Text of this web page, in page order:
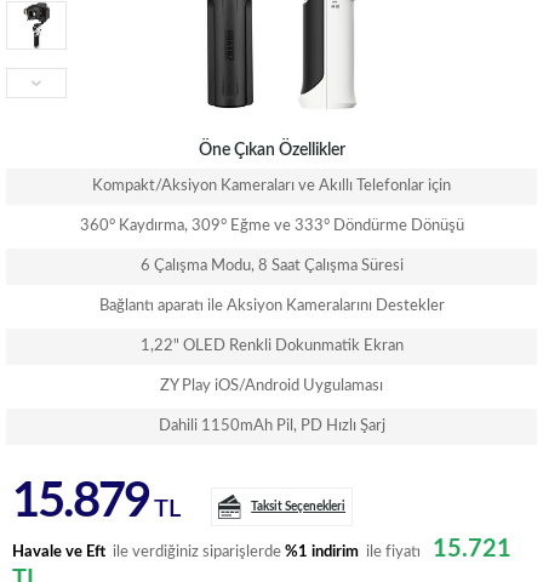
Öne Çıkan Özellikler
Kompakt/Aksiyon Kameraları ve Akıllı Telefonlar için
360° Kaydırma, 309° Eğme ve 333° Döndürme Dönüşü
6 Çalışma Modu, 8 Saat Çalışma Süresi
Bağlantı aparatı ile Aksiyon Kameralarını Destekler
1,22" OLED Renkli Dokunmatik Ekran
ZY Play iOS/Android Uygulaması
Dahili 1150mAh Pil, PD Hızlı Şarj
15.879 TL Taksit Seçenekleri
Havale ve Eft ile verdiğiniz siparişlerde %1 indirim ile fiyatı
15.721